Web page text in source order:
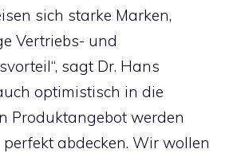
sich starke Marken,
Vertriebs- und
sagt Dr. Hans
optimistisch in die
Produktangebot werden
abdecken. Wir wollen